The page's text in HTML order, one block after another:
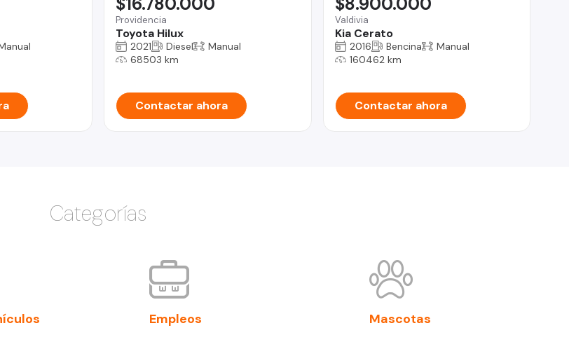
Providencia
Toyota Hilux
2021 Diesel
Manual
68503 km
Contactar ahora
Valdivia
Kia Cerato
2016 Bencina
Manual
160462 km
Contactar ahora
Categorías
Empleos Mascotas